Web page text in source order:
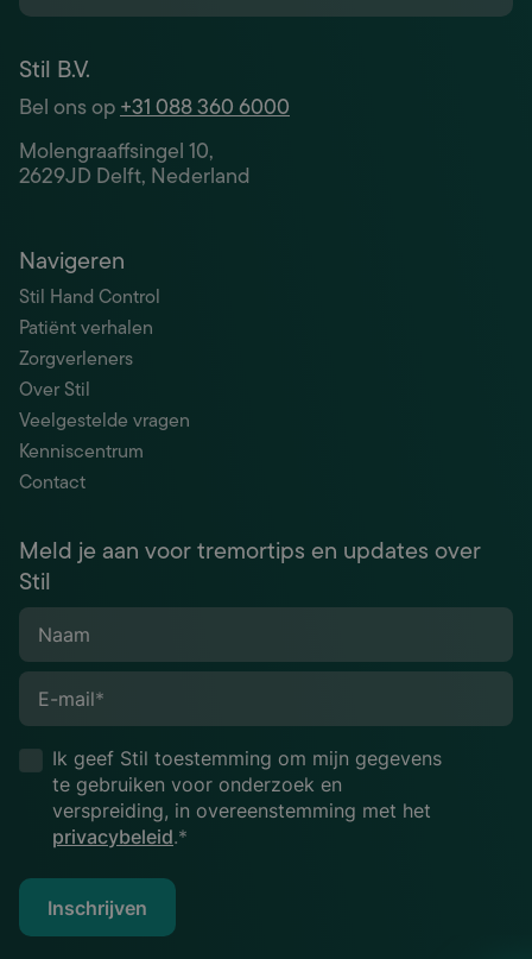
Stil B.V.
Bel ons op+31 088 360 6000
Molengraaffsingel 10,
2629JD Delft, Nederland
Navigeren
Stil Hand Control
Patiënt verhalen
Zorgverleners
Over Stil
Veelgestelde vragen
Kenniscentrum
Contact
Meld je aan voor tremortips en updates over
Stil
Naam
E-mail*
Ik geef Stil toestemming om mijn gegevens
te gebruiken voor onderzoek en
verspreiding, in overeenstemming met het
privacybeleid.*
Inschrijven